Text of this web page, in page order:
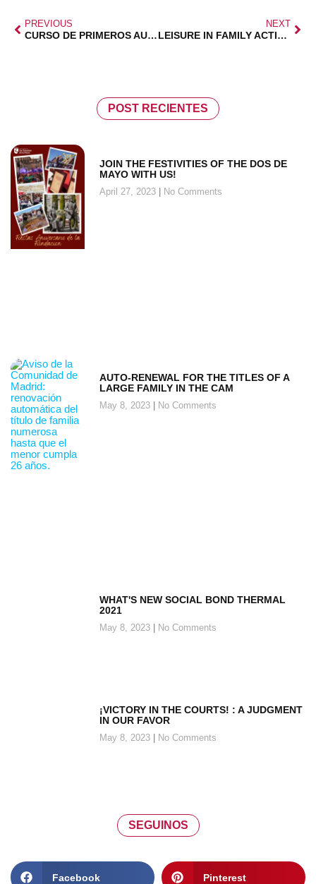
PREVIOUS
CURSO DE PRIMEROS AUXILIOS EN FAMILIA
NEXT
LEISURE IN FAMILY ACTIVITIES AND DISCOUNTS
POST RECIENTES
JOIN THE FESTIVITIES OF THE DOS DE
MAYO WITH US!
April 27, 2023 No Comments
AUTO-RENEWAL FOR THE TITLES OF A
LARGE FAMILY IN THE CAM
May 8, 2023 No Comments
WHAT'S NEW SOCIAL BOND THERMAL
2021
May 8, 2023 No Comments
¡VICTORY IN THE COURTS! : A JUDGMENT
IN OUR FAVOR
May 8, 2023 No Comments
SEGUINOS
Facebook Pinterest